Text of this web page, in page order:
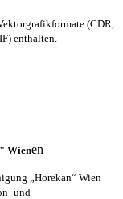
(CDR,
enthalten.
Wienen
„Horekan“ Wien
und